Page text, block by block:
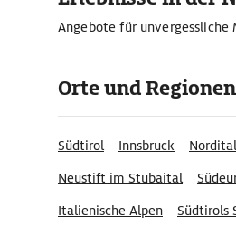
Angebote für unvergessliche
Orte und
Südtirol Innsbruck
Neustift im Stubaital
Italienische Alpen
Südtirols